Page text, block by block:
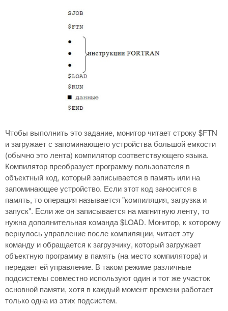
Чтобы выполнить это задание, монитор читает строку $FTN
и загружает с запоминающего устройства большой емкости
(обычно это лента) компилятор соответствующего языка.
Компилятор преобразует программу пользователя в
объектный код, который записывается в память или на
запоминающее устройство. Если этот код заносится в
память, то операция называется "компиляция, загрузка и
запуск". Если же он записывается на магнитную ленту, то
нужна дополнительная команда $LOAD. Монитор, к которому
вернулось управление после компиляции, читает эту
команду и обращается к загрузчику, который загружает
объектную программу в память (на место компилятора) и
передает ей управление. В таком режиме различные
подсистемы совместно используют один и тот же участок
основной памяти, хотя в каждый момент времени работает
только одна из этих подсистем.